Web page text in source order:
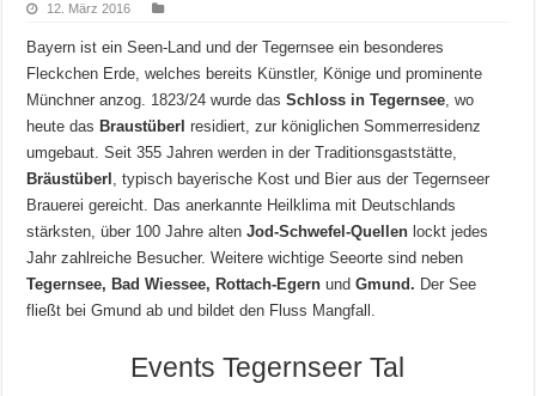
12. März 2016
Bayern ist ein Seen-Land und der Tegernsee ein besonderes
Fleckchen Erde, welches bereits Künstler, Könige und prominente
Münchner anzog. 1823/24 wurde dasSchloss in Tegernsee, wo
heute das Braustüberl residiert, zur königlichen Sommerresidenz
umgebaut. Seit 355 Jahren werden in der Traditionsgaststätte,
Bräustüberl , typisch bayerische Kost und Bier aus der Tegernseer
Brauerei gereicht. Das anerkannte Heilklima mit Deutschlands
stärksten, über 100 Jahre altenJod-Schwefel-Quellen lockt jedes
Jahr zahlreiche Besucher. Weitere wichtige Seeorte sind neben
Tegernsee, Bad Wiessee, Rottach-Egern undGmund. Der See
fließt bei Gmund ab und bildet den Fluss Mangfall.
Events Tegernseer Tal